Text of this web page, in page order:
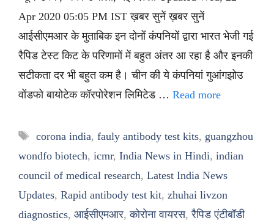
Apr 2020 05:05 PM IST ख़बर सुनें ख़बर सुनें
आईसीएमआर के मुताबिक इन दोनों कंपनियों द्वारा भारत भेजी गई
रैपिड टेस्ट किट के परिणामों में बहुत अंतर आ रहा है और इनकी
सटीकता दर भी बहुत कम है। चीन की ये कंपनियां गुआंगझोउ
वोंडफो बायोटेक कॉरपोरेशन लिमिटेड … Read more
Tags
corona india, fauly antibody test kits, guangzhou
wondfo biotech, icmr, India News in Hindi, indian
council of medical research, Latest India News
Updates, Rapid antibody test kit, zhuhai livzon
diagnostics, आईसीएमआर,कोरोना वायरस,रैपिड एंटीबॉडी